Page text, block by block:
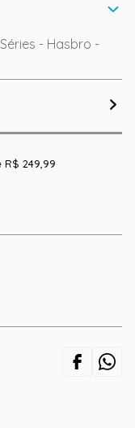
- Hasbro -
249,99